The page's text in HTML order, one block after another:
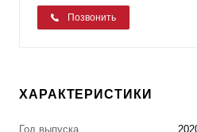
Позвонить
ХАРАКТЕРИСТИКИ
Год выпуска